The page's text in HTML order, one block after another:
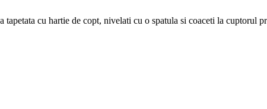
cu hartie de copt, nivelati cu o spatula si coaceti la cuptorul